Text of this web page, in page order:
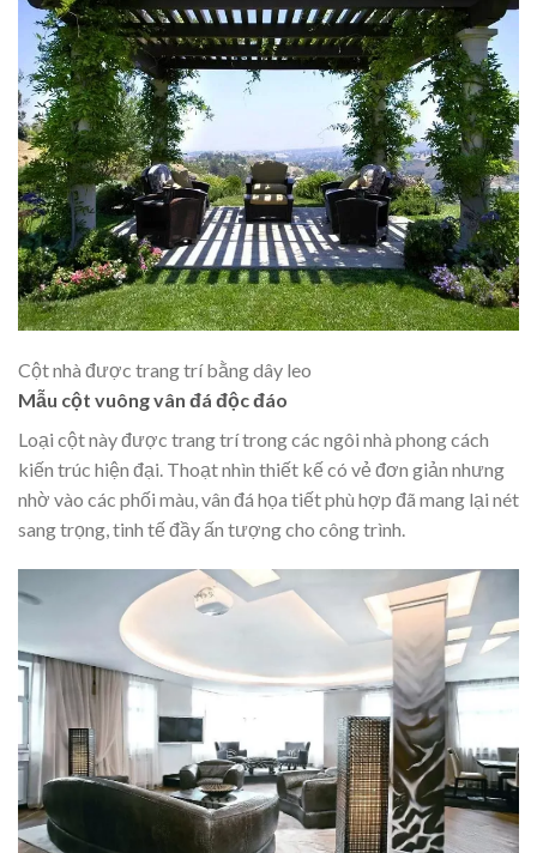
Cột nhà được trang trí bằng dây leo
Mẫu cột vuông vân đá độc đáo
Loại cột này được trang trí trong các ngôi nhà phong cách
kiến trúc hiện đại. Thoạt nhìn thiết kế có vẻ đơn giản nhưng
nhờ vào các phối màu, vân đá họa tiết phù hợp đã mang lại nét
sang trọng, tinh tế đầy ấn tượng cho công trình.